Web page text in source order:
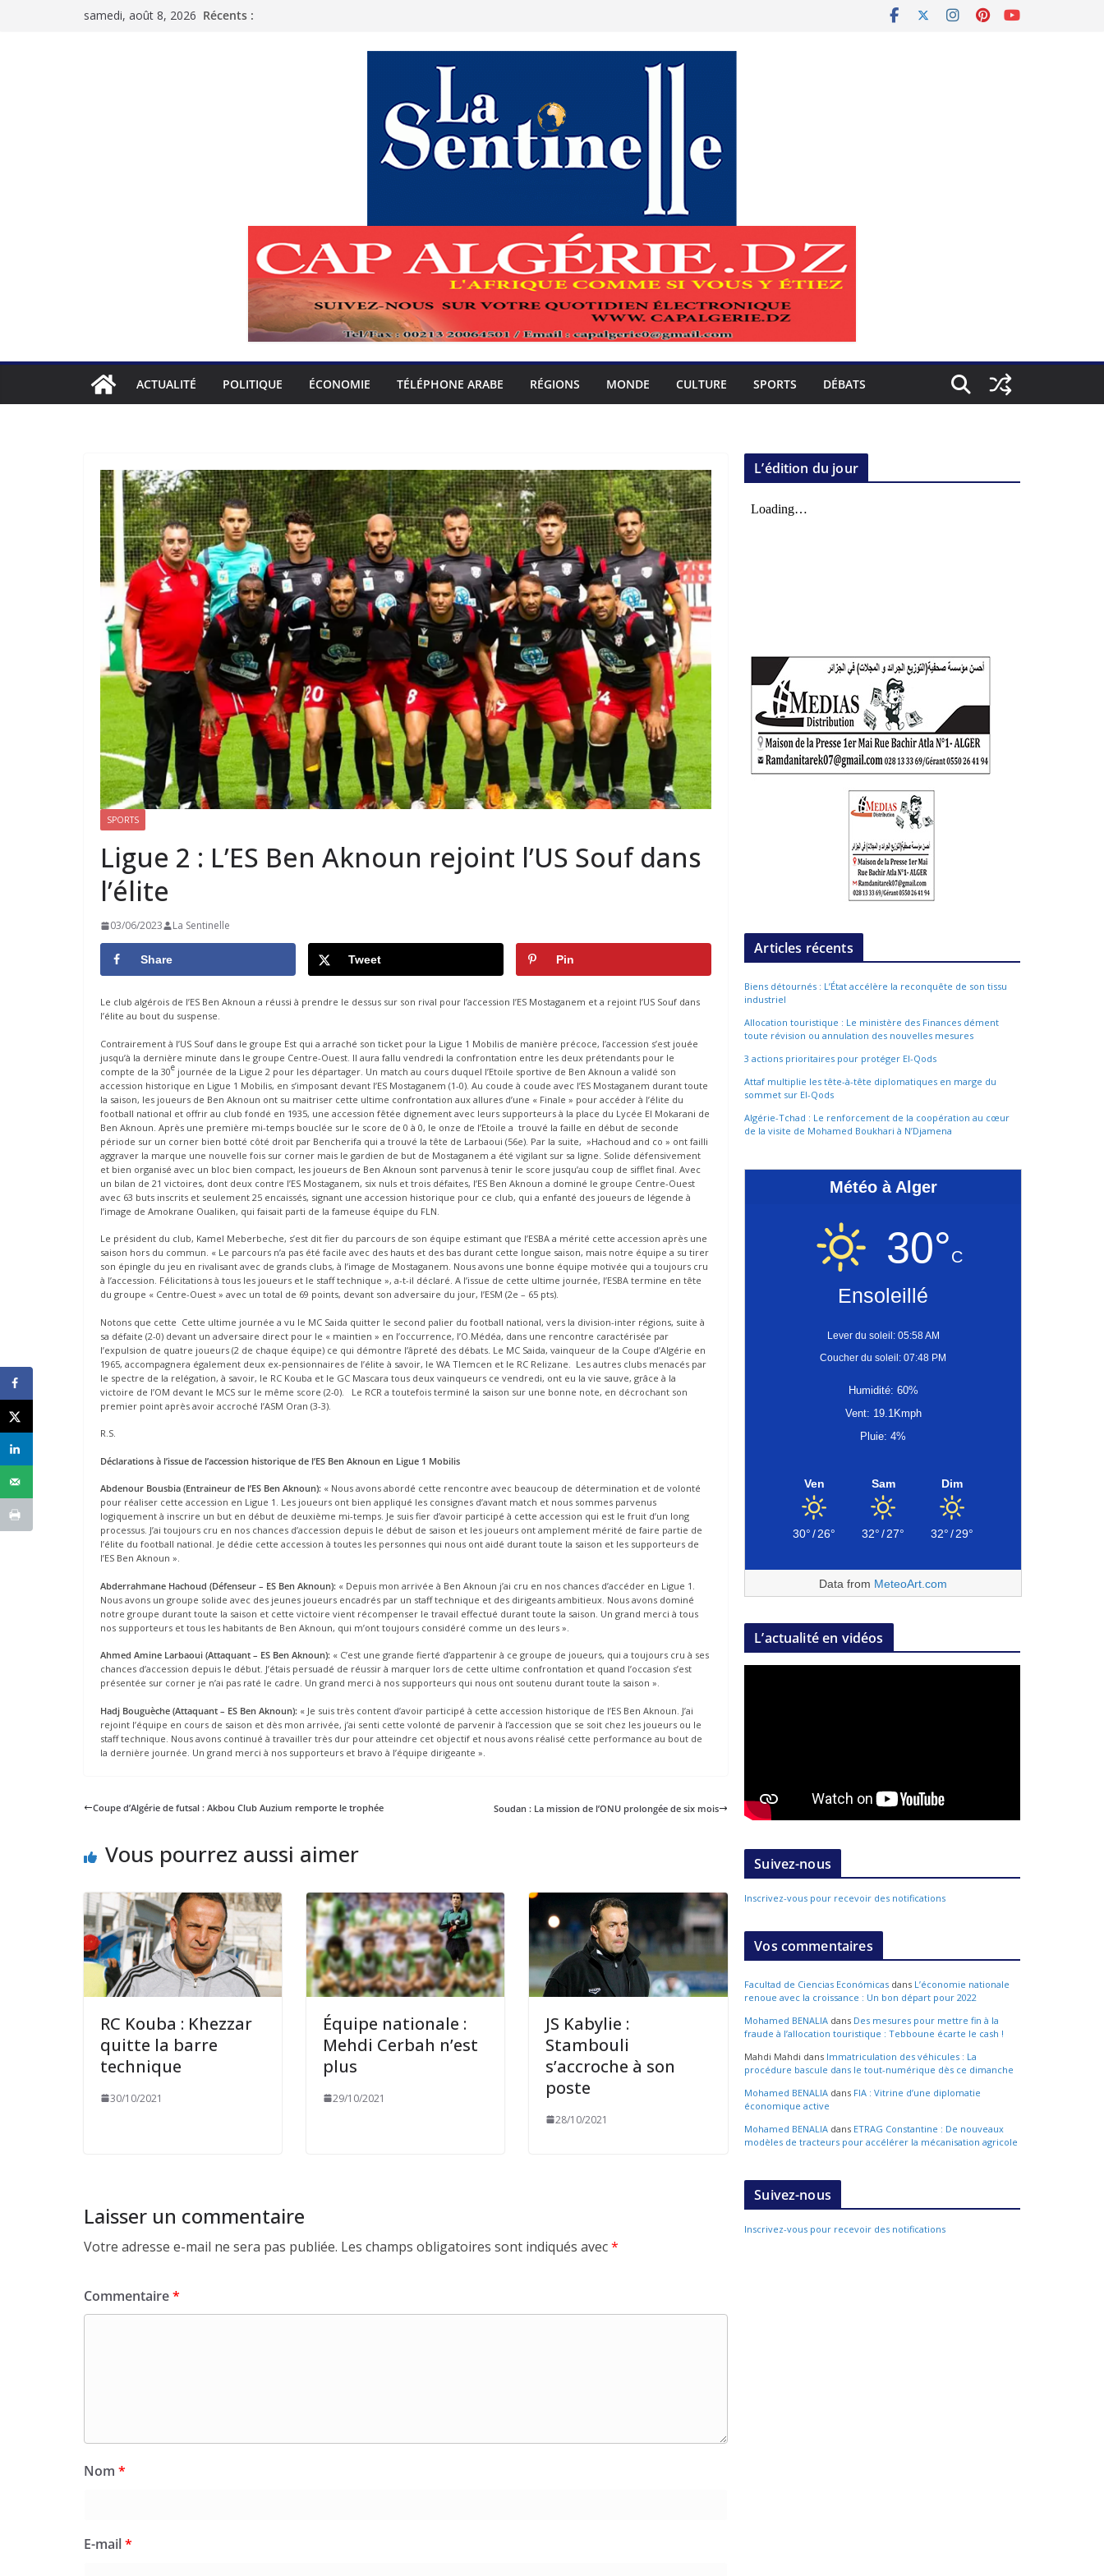
samedi, août 8, 2026 Récents :
ACTUALITÉ POLITIQUE ÉCONOMIE TÉLÉPHONE ARABE RÉGIONS MONDE CULTURE SPORTS DÉBATS
SPORTS
Ligue 2 : L’ES Ben Aknoun rejoint l’US Souf dans
l’élite
03/06/2023 La Sentinelle
Share Tweet Pin
Le club algérois de l’ES Ben Aknoun a réussi à prendre le dessus sur son rival pour l’accession l’ES Mostaganem et a rejoint l’US Souf dans
l’élite au bout du suspense.
Contrairement à l’US Souf dans le groupe Est qui a arraché son ticket pour la Ligue 1 Mobilis de manière précoce, l’accession s’est jouée
jusqu’à la dernière minute dans le groupe Centre-Ouest. Il aura fallu vendredi la confrontation entre les deux prétendants pour le
compte de la 30e journée de la Ligue 2 pour les départager. Un match au cours duquel l’Etoile sportive de Ben Aknoun a validé son
accession historique en Ligue 1 Mobilis, en s’imposant devant l’ES Mostaganem (1-0). Au coude à coude avec l’ES Mostaganem durant toute
la saison, les joueurs de Ben Aknoun ont su maitriser cette ultime confrontation aux allures d’une « Finale » pour accéder à l’élite du
football national et offrir au club fondé en 1935, une accession fêtée dignement avec leurs supporteurs à la place du Lycée El Mokarani de
Ben Aknoun. Après une première mi-temps bouclée sur le score de 0 à 0, le onze de l’Etoile a trouvé la faille en début de seconde
période sur un corner bien botté côté droit par Bencherifa qui a trouvé la tête de Larbaoui (56e). Par la suite, »Hachoud and co » ont failli
aggraver la marque une nouvelle fois sur corner mais le gardien de but de Mostaganem a été vigilant sur sa ligne. Solide défensivement
et bien organisé avec un bloc bien compact, les joueurs de Ben Aknoun sont parvenus à tenir le score jusqu’au coup de sifflet final. Avec
un bilan de 21 victoires, dont deux contre l’ES Mostaganem, six nuls et trois défaites, l’ES Ben Aknoun a dominé le groupe Centre-Ouest
avec 63 buts inscrits et seulement 25 encaissés, signant une accession historique pour ce club, qui a enfanté des joueurs de légende à
l’image de Amokrane Oualiken, qui faisait parti de la fameuse équipe du FLN.
Le président du club, Kamel Meberbeche, s’est dit fier du parcours de son équipe estimant que l’ESBA a mérité cette accession après une
saison hors du commun. « Le parcours n’a pas été facile avec des hauts et des bas durant cette longue saison, mais notre équipe a su tirer
son épingle du jeu en rivalisant avec de grands clubs, à l’image de Mostaganem. Nous avons une bonne équipe motivée qui a toujours cru
à l’accession. Félicitations à tous les joueurs et le staff technique », a-t-il déclaré. A l’issue de cette ultime journée, l’ESBA termine en tête
du groupe « Centre-Ouest » avec un total de 69 points, devant son adversaire du jour, l’ESM (2e – 65 pts).
Notons que cette Cette ultime journée a vu le MC Saida quitter le second palier du football national, vers la division-inter régions, suite à
sa défaite (2-0) devant un adversaire direct pour le « maintien » en l’occurrence, l’O.Médéa, dans une rencontre caractérisée par
l’expulsion de quatre joueurs (2 de chaque équipe) ce qui démontre l’âpreté des débats. Le MC Saida, vainqueur de la Coupe d’Algérie en
1965, accompagnera également deux ex-pensionnaires de l’élite à savoir, le WA Tlemcen et le RC Relizane. Les autres clubs menacés par
le spectre de la relégation, à savoir, le RC Kouba et le GC Mascara tous deux vainqueurs ce vendredi, ont eu la vie sauve, grâce à la
victoire de l’OM devant le MCS sur le même score (2-0). Le RCR a toutefois terminé la saison sur une bonne note, en décrochant son
premier point après avoir accroché l’ASM Oran (3-3).
R.S.
Déclarations à l’issue de l’accession historique de l’ES Ben Aknoun en Ligue 1 Mobilis
Abdenour Bousbia (Entraineur de l’ES Ben Aknoun): « Nous avons abordé cette rencontre avec beaucoup de détermination et de volonté
pour réaliser cette accession en Ligue 1. Les joueurs ont bien appliqué les consignes d’avant match et nous sommes parvenus
logiquement à inscrire un but en début de deuxième mi-temps. Je suis fier d’avoir participé à cette accession qui est le fruit d’un long
processus. J’ai toujours cru en nos chances d’accession depuis le début de saison et les joueurs ont amplement mérité de faire partie de
l’élite du football national. Je dédie cette accession à toutes les personnes qui nous ont aidé durant toute la saison et les supporteurs de
l’ES Ben Aknoun ».
Abderrahmane Hachoud (Défenseur – ES Ben Aknoun): « Depuis mon arrivée à Ben Aknoun j’ai cru en nos chances d’accéder en Ligue 1.
Nous avons un groupe solide avec des jeunes joueurs encadrés par un staff technique et des dirigeants ambitieux. Nous avons dominé
notre groupe durant toute la saison et cette victoire vient récompenser le travail effectué durant toute la saison. Un grand merci à tous
nos supporteurs et tous les habitants de Ben Aknoun, qui m’ont toujours considéré comme un des leurs ».
Ahmed Amine Larbaoui (Attaquant – ES Ben Aknoun): « C’est une grande fierté d’appartenir à ce groupe de joueurs, qui a toujours cru à ses
chances d’accession depuis le début. J’étais persuadé de réussir à marquer lors de cette ultime confrontation et quand l’occasion s’est
présentée sur corner je n’ai pas raté le cadre. Un grand merci à nos supporteurs qui nous ont soutenu durant toute la saison ».
Hadj Bouguèche (Attaquant – ES Ben Aknoun): « Je suis très content d’avoir participé à cette accession historique de l’ES Ben Aknoun. J’ai
rejoint l’équipe en cours de saison et dès mon arrivée, j’ai senti cette volonté de parvenir à l’accession que se soit chez les joueurs ou le
staff technique. Nous avons continué à travailler très dur pour atteindre cet objectif et nous avons réalisé cette performance au bout de
la dernière journée. Un grand merci à nos supporteurs et bravo à l’équipe dirigeante ».
Coupe d’Algérie de futsal : Akbou Club Auzium remporte le trophée Soudan : La mission de l’ONU prolongée de six mois
Vous pourrez aussi aimer
RC Kouba : Khezzar
quitte la barre
technique
30/10/2021
Équipe nationale :
Mehdi Cerbah n’est
plus
29/10/2021
JS Kabylie :
Stambouli
s’accroche à son
poste
28/10/2021
Laisser un commentaire
Votre adresse e-mail ne sera pas publiée. Les champs obligatoires sont indiqués avec*
Commentaire*
Nom *
E-mail*
L’édition du jour
Articles récents
Biens détournés : L’État accélère la reconquête de son tissu
industriel
Allocation touristique : Le ministère des Finances dément
toute révision ou annulation des nouvelles mesures
3 actions prioritaires pour protéger El-Qods
Attaf multiplie les tête-à-tête diplomatiques en marge du
sommet sur El-Qods
Algérie-Tchad : Le renforcement de la coopération au cœur
de la visite de Mohamed Boukhari à N’Djamena
Météo à Alger
30°C
Ensoleillé
Lever du soleil: 05:58 AM
Coucher du soleil: 07:48 PM
Humidité: 60%
Vent: 19.1Kmph
Pluie: 4%
Ven
30°/26°
Sam
32°/27°
Dim
32°/29°
Data from MeteoArt.com
L’actualité en vidéos
Suivez-nous
Inscrivez-vous pour recevoir des notifications
Vos commentaires
Facultad de Ciencias Económicas dans L’économie nationale
renoue avec la croissance : Un bon départ pour 2022
Mohamed BENALIA dans Des mesures pour mettre fin à la
fraude à l’allocation touristique : Tebboune écarte le cash !
Mahdi Mahdi dans Immatriculation des véhicules : La
procédure bascule dans le tout-numérique dès ce dimanche
Mohamed BENALIA dans FIA : Vitrine d’une diplomatie
économique active
Mohamed BENALIA dans ETRAG Constantine : De nouveaux
modèles de tracteurs pour accélérer la mécanisation agricole
Suivez-nous
Inscrivez-vous pour recevoir des notifications